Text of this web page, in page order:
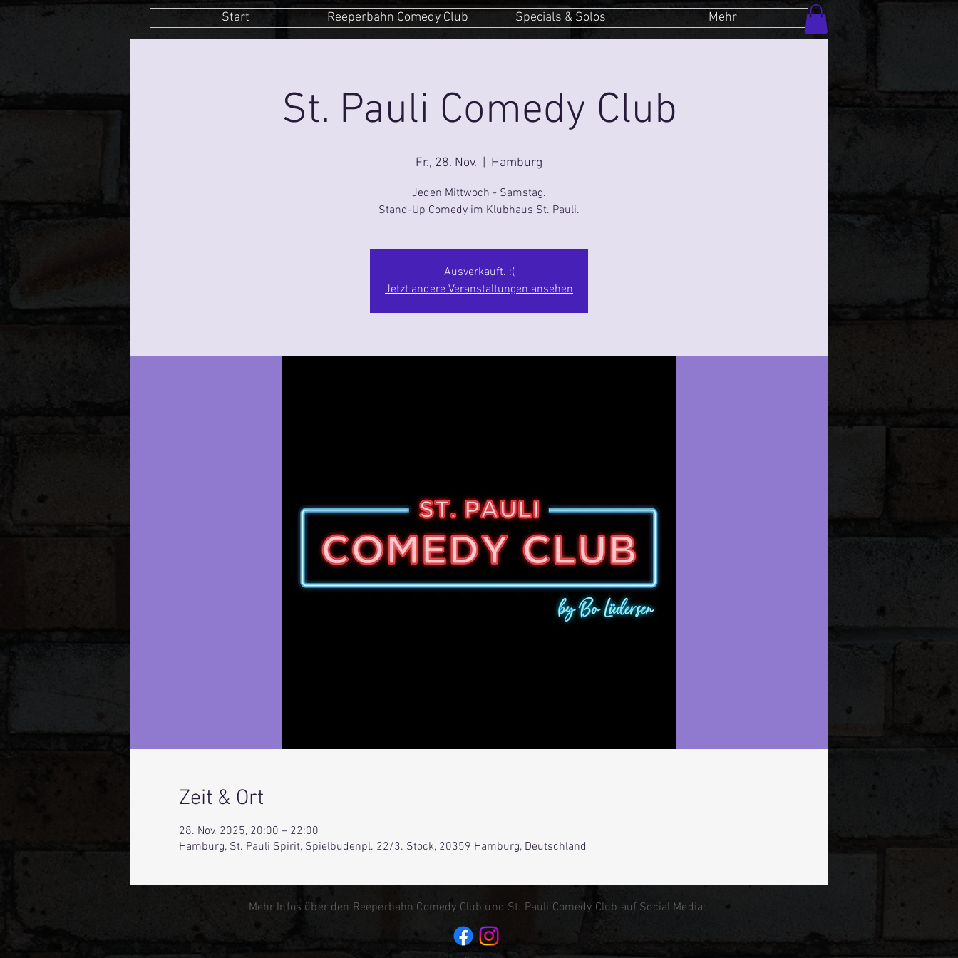
Start Reeperbahn Comedy Club Specials & Solos Mehr
St. Pauli Comedy Club
Fr., 28. Nov. Hamburg
Jeden Mittwoch - Samstag.
Stand-Up Comedy im Klubhaus St. Pauli.
Ausverkauft. :(
Jetzt andere Veranstaltungen ansehen
Zeit & Ort
28. Nov. 2025, 20:00 – 22:00
Hamburg, St. Pauli Spirit, Spielbudenpl. 22/3. Stock, 20359 Hamburg, Deutschland
Mehr Infos über den Reeperbahn Comedy Club und St. Pauli Comedy Club auf Social Media: